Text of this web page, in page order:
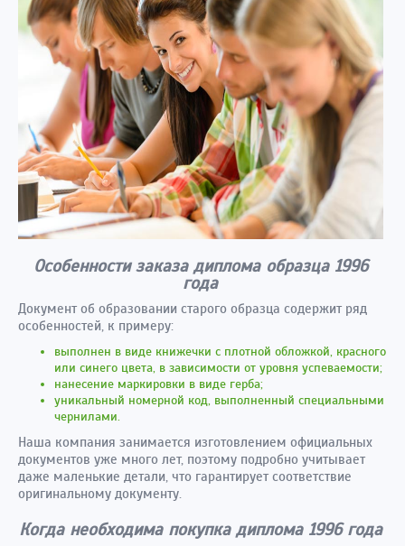
Особенности заказа диплома образца 1996
года
Документ об образовании старого образца содержит ряд
особенностей, к примеру:
выполнен в виде книжечки с плотной обложкой, красного
или синего цвета, в зависимости от уровня успеваемости;
нанесение маркировки в виде герба;
уникальный номерной код, выполненный специальными
чернилами.
Наша компания занимается изготовлением официальных
документов уже много лет, поэтому подробно учитывает
даже маленькие детали, что гарантирует соответствие
оригинальному документу.
Когда необходима покупка диплома 1996 года